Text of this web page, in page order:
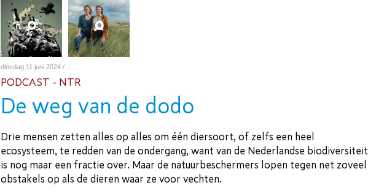
dinsdag 11 juni 2024 /
PODCAST - NTR
De weg van de dodo
Drie mensen zetten alles op alles om één diersoort, of zelfs een heel
ecosysteem, te redden van de ondergang, want van de Nederlandse biodiversiteit
is nog maar een fractie over. Maar de natuurbeschermers lopen tegen net zoveel
obstakels op als de dieren waar ze voor vechten.